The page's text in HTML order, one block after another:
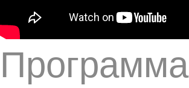
Программа